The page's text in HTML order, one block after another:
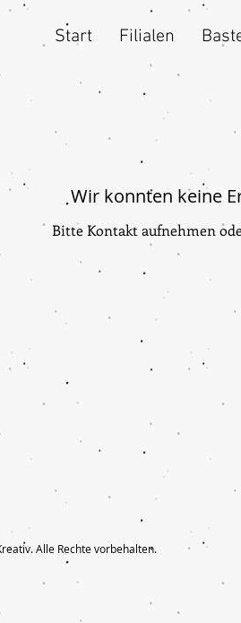
Start Filialen
Wir konnten keine
Bitte Kontakt aufnehmen
Alle Rechte vorbehalten.